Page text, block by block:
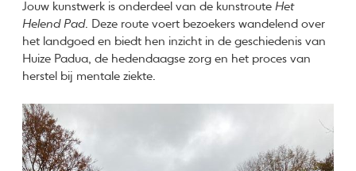
Jouw kunstwerk is onderdeel van de kunstrouteHet
Helend Pad. Deze route voert bezoekers wandelend over
het landgoed en biedt hen inzicht in de geschiedenis van
Huize Padua, de hedendaagse zorg en het proces van
herstel bij mentale ziekte.